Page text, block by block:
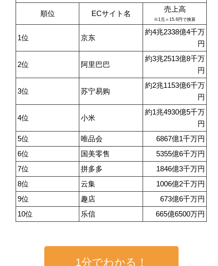
順位 ECサイト名
売上高
※1元＝15.6円で換算
1位 京东
約4兆2338億4千万
円
2位 阿里巴巴
約3兆2513億8千万
円
3位 苏宁易购
約2兆1153億6千万
円
4位 小米
約1兆4930億5千万
円
5位
唯品会
6867億1千万円
6位
国美零售
5355億6千万円
7位
拼多多
1846億3千万円
8位
云集
1006億2千万円
9位
趣店
673億6千万円
10位
乐信 665億6500万円
1分でわかる！